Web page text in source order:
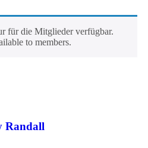
für die Mitglieder verfügbar.
to members.
Randall